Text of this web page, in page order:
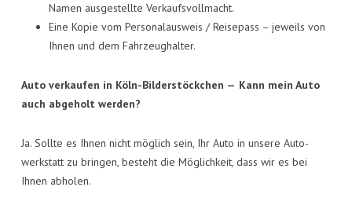
Namen aus­ge­stell­te Verkaufsvollmacht.
Eine Kopie vom Per­so­nal­aus­weis / Rei­se­pass – jeweils von
Ihnen und dem Fahrzeughalter.
Auto ver­kau­fen in Köln-Bil­der­stöck­chen — Kann mein Auto
auch abge­holt werden?
Ja. Soll­te es Ihnen nicht mög­lich sein, Ihr Auto in unse­re Auto­
werk­statt zu brin­gen, besteht die Mög­lich­keit, dass wir es bei
Ihnen abholen.